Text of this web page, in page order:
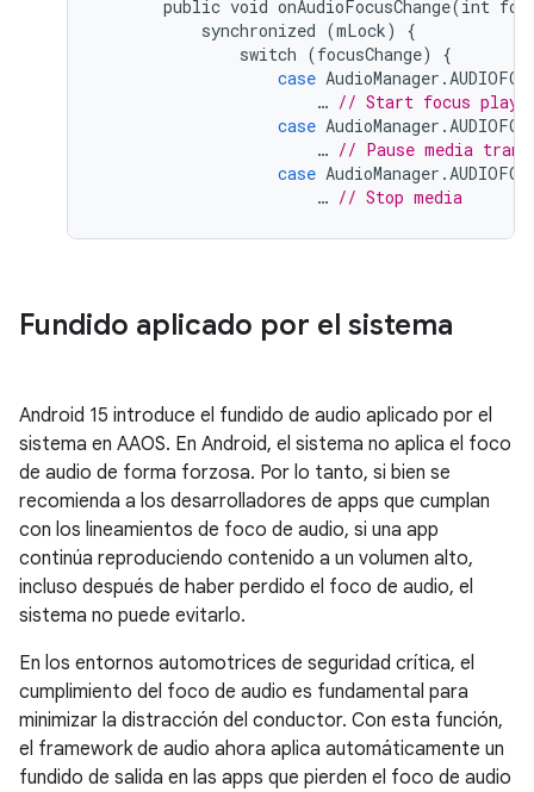
public void onAudioFocusChange( int
synchronized (mLock)
{
switch (focusChange)
{
case AudioManager .
… // Start focus
case AudioManager .
… // Pause media
case AudioManager .
… // Stop media
Fundido aplicado por el sistema
Android 15 introduce el fundido de audio aplicado por el
sistema en AAOS. En Android, el sistema no aplica el foco
de audio de forma forzosa. Por lo tanto, si bien se
recomienda a los desarrolladores de apps que cumplan
con los lineamientos de foco de audio, si una app
continúa reproduciendo contenido a un volumen alto,
incluso después de haber perdido el foco de audio, el
sistema no puede evitarlo.
En los entornos automotrices de seguridad crítica, el
cumplimiento del foco de audio es fundamental para
minimizar la distracción del conductor. Con esta función,
el framework de audio ahora aplica automáticamente un
fundido de salida en las apps que pierden el foco de audio